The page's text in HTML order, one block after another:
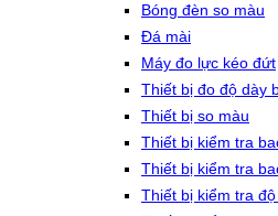
Bóng đèn so màu
Đá mài
Máy đo lực kéo đứt
Thiết bị đo độ dày
Thiết bị so màu
Thiết bị kiểm tra
Thiết bị kiểm tra
Thiết bị kiểm tra